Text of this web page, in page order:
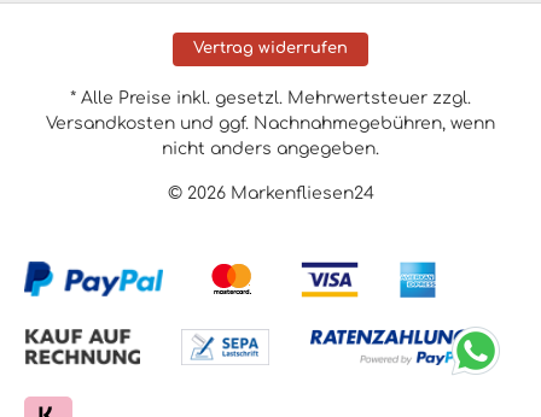
Vertrag widerrufen
© 2026 Markenfliesen24
* Alle Preise inkl. gesetzl. Mehrwertsteuer zzgl.
Versandkosten und ggf. Nachnahmegebühren, wenn
nicht anders angegeben.